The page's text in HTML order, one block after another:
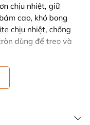
chịu nhiệt, giữ
cao, khó bong
chịu nhiệt, chống
dùng để treo và